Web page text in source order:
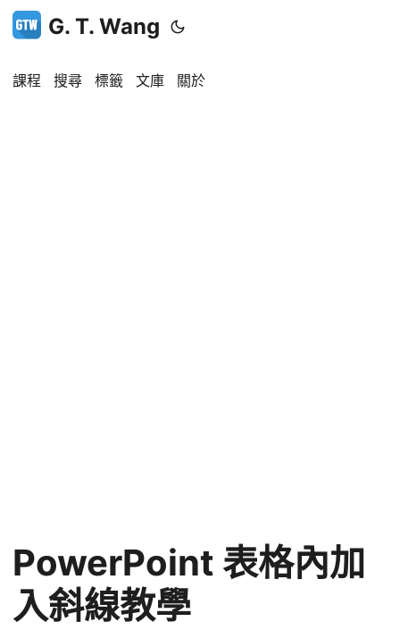
G. T. Wang
課程 搜尋 標籤 文庫 關於
PowerPoint 表格內加
入斜線教學